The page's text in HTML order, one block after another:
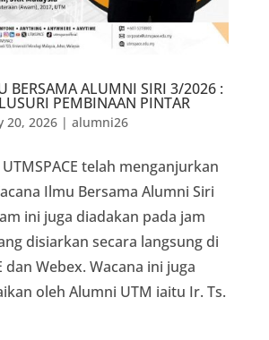
BERSAMA ALUMNI SIRI 3/2026 :
PEMBINAAN PINTAR
20, 2026| alumni26
telah menganjurkan
Ilmu Bersama Alumni Siri
ini juga diadakan pada jam
disiarkan secara langsung di
dan Webex. Wacana ini juga
oleh Alumni UTM iaitu Ir. Ts.